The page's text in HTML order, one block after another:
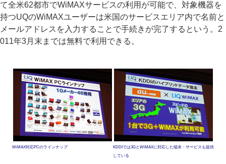
て全米62都市でWiMAXサービスの利用が可能で、対象機器を
持つUQのWiMAXユーザーは米国のサービスエリア内で名前と
メールアドレスを入力することで手続きが完了するという。2
011年3月末までは無料で利用できる。
WiMAX対応PCのラインナップ
KDDIでは3GとWiMAXに対応した端末・サービスも提供
している